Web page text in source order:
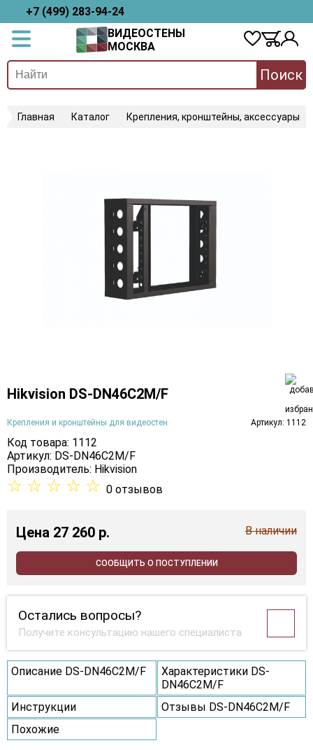
+7 (499) 283-94-24
ВИДЕОСТЕНЫ
МОСКВА
Поиск
Главная Каталог Крепления, кронштейны, аксессуары
Hikvision DS-DN46C2M/F
Крепления и кронштейны для видеостен Артикул: 1112
Код товара: 1112
Артикул: DS-DN46C2M/F
Производитель: Hikvision
☆ ☆ ☆ ☆ ☆ 0 отзывов
Цена 27 260 p. В наличии
СООБЩИТЬ О ПОСТУПЛЕНИИ
Остались вопросы?
Получите консультацию нашего специалиста
Описание DS-DN46C2M/F
Характеристики DS-
DN46C2M/F
Инструкции
Отзывы DS-DN46C2M/F
Похожие